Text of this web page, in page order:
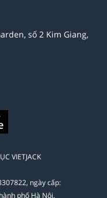
số 2 Kim Giang,
VIETJACK
ngày cấp:
phố Hà Nội.